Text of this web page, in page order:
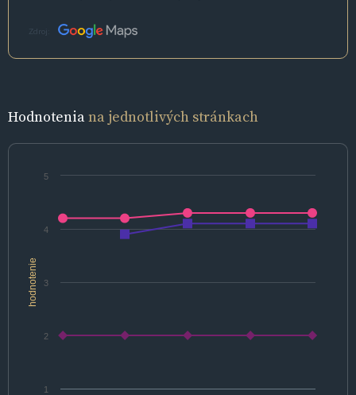
Zdroj:
Hodnoteniana jednotlivých stránkach
hodnotenie
1
2
3
4
5